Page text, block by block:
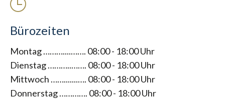
Bürozeiten
Montag ………....……. 08:00 - 18:00 Uhr
Dienstag ………..……. 08:00 - 18:00 Uhr
Mittwoch …….......…. 08:00 - 18:00 Uhr
Donnerstag …………. 08:00 - 18:00 Uhr